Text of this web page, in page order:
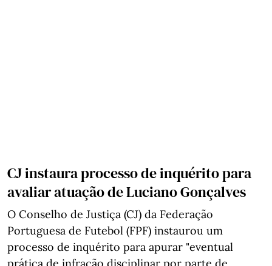
CJ instaura processo de inquérito para
avaliar atuação de Luciano Gonçalves
O Conselho de Justiça (CJ) da Federação
Portuguesa de Futebol (FPF) instaurou um
processo de inquérito para apurar "eventual
prática de infração disciplinar por parte de